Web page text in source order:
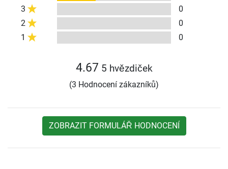
3
0
2
0
1
0
4.67 5 hvězdiček
(3 Hodnocení zákazníků)
ZOBRAZIT FORMULÁŘ HODNOCENÍ